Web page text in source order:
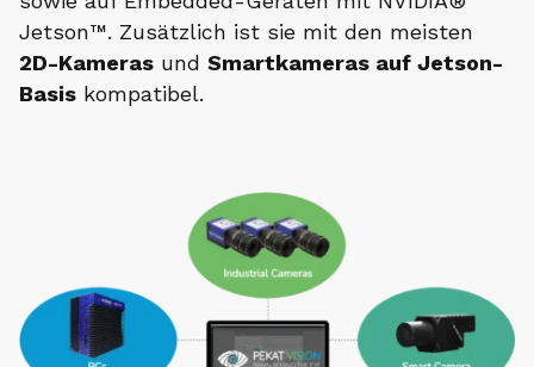
Jetson™. Zusätzlich ist sie mit den meisten
2D-Kameras und Smartkameras auf Jetson-
Basis kompatibel.